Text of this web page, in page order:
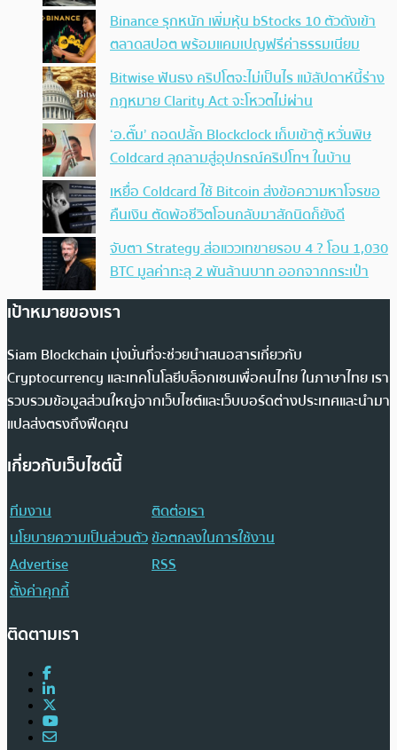
Binance รุกหนัก เพิ่มหุ้น bStocks 10 ตัวดังเข้า
ตลาดสปอต พร้อมแคมเปญฟรีค่าธรรมเนียม
Bitwise ฟันธง คริปโตจะไม่เป็นไร แม้สัปดาห์นี้ร่าง
กฎหมาย Clarity Act จะโหวตไม่ผ่าน
‘อ.ตั๊ม’ ถอดปลั้ก Blockclock เก็บเข้าตู้ หวั่นพิษ
Coldcard ลุกลามสู่อุปกรณ์คริปโทฯ ในบ้าน
เหยื่อ Coldcard ใช้ Bitcoin ส่งข้อความหาโจรขอ
คืนเงิน ตัดพ้อชีวิตโอนกลับมาสักนิดก็ยังดี
จับตา Strategy ส่อแววเทขายรอบ 4 ? โอน 1,030
BTC มูลค่าทะลุ 2 พันล้านบาท ออกจากกระเป๋า
เป้าหมายของเรา
Siam Blockchain มุ่งมั่นที่จะช่วยนำเสนอสารเกี่ยวกับ
Cryptocurrency และเทคโนโลยีบล็อกเชนเพื่อคนไทย ในภาษาไทย เรา
รวบรวมข้อมูลส่วนใหญ่จากเว็บไซต์และเว็บบอร์ดต่างประเทศและนำมา
แปลส่งตรงถึงฟีดคุณ
เกี่ยวกับเว็บไซต์นี้
ทีมงาน
ติดต่อเรา
นโยบายความเป็นส่วนตัวข้อตกลงในการใช้งาน
Advertise
RSS
ตั้งค่าคุกกี้
ติดตามเรา